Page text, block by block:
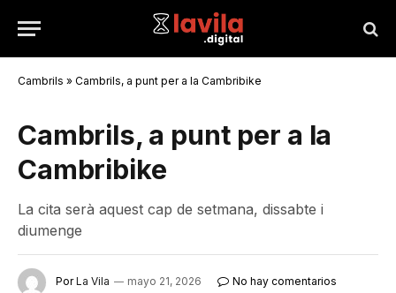
Cambrils » Cambrils, a punt per a la Cambribike
Cambrils, a punt per a la
Cambribike
La cita serà aquest cap de setmana, dissabte i
diumenge
Por La Vila mayo 21, 2026 No hay comentarios